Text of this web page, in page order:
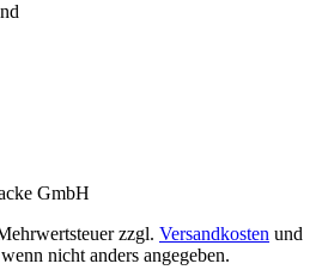
GmbH
zzgl. Versandkosten und
nicht anders angegeben.